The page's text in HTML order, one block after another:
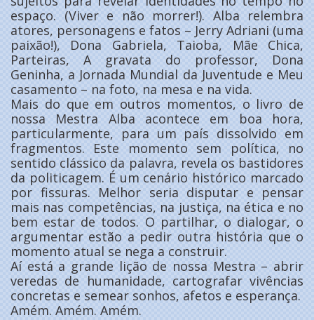
espaço. (Viver e não morrer!). Alba relembra
atores, personagens e fatos – Jerry Adriani (uma
paixão!), Dona Gabriela, Taioba, Mãe Chica,
Parteiras, A gravata do professor, Dona
Geninha, a Jornada Mundial da Juventude e Meu
casamento – na foto, na mesa e na vida.
Mais do que em outros momentos, o livro de
nossa Mestra Alba acontece em boa hora,
particularmente, para um país dissolvido em
fragmentos. Este momento sem política, no
sentido clássico da palavra, revela os bastidores
da politicagem. É um cenário histórico marcado
por fissuras. Melhor seria disputar e pensar
mais nas competências, na justiça, na ética e no
bem estar de todos. O partilhar, o dialogar, o
argumentar estão a pedir outra história que o
momento atual se nega a construir.
Aí está a grande lição de nossa Mestra – abrir
veredas de humanidade, cartografar vivências
concretas e semear sonhos, afetos e esperança.
Amém. Amém. Amém.